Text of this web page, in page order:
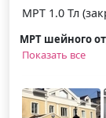
МРТ 1.0 Тл
МРТ шейного
Показать все